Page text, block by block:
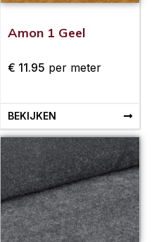
Amon 1 Geel
€ 11.95 per meter
BEKIJKEN